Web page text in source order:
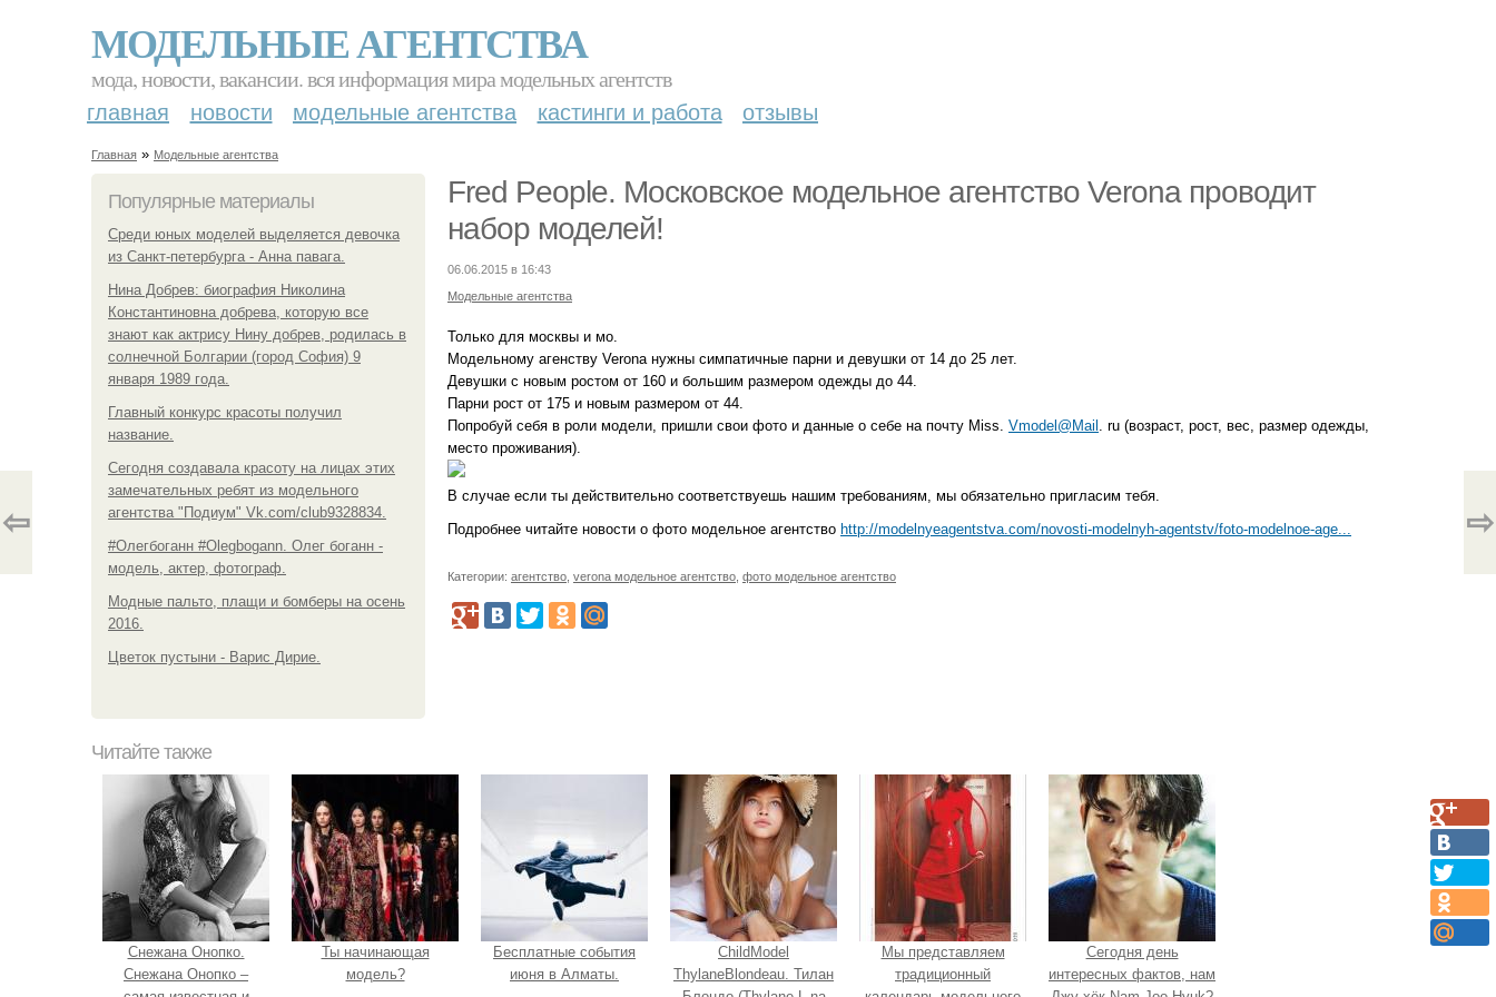
МОДЕЛЬНЫЕ АГЕНТСТВА
мода, новости, вакансии. вся информация мира модельных агентств
главная новости модельные агентства кастинги и работа отзывы
Главная » Модельные агентства
Популярные материалы
Среди юных моделей выделяется девочка
из Санкт-петербурга - Анна павага.
Нина Добрев: биография Николина
Константиновна добрева, которую все
знают как актрису Нину добрев, родилась в
солнечной Болгарии (город София) 9
января 1989 года.
Главный конкурс красоты получил
название.
Сегодня создавала красоту на лицах этих
замечательных ребят из модельного
агентства "Подиум" Vk.com/club9328834.
#Олегбоганн #Olegbogann. Олег боганн -
модель, актер, фотограф.
Модные пальто, плащи и бомберы на осень
2016.
Цветок пустыни - Варис Дирие.
Fred People. Московское модельное агентство Verona проводит
набор моделей!
06.06.2015 в 16:43
Модельные агентства
Только для москвы и мо.
Модельному агенству Verona нужны симпатичные парни и девушки от 14 до 25 лет.
Девушки с новым ростом от 160 и большим размером одежды до 44.
Парни рост от 175 и новым размером от 44.
Попробуй себя в роли модели, пришли свои фото и данные о себе на почту Miss. Vmodel@Mail . ru (возраст, рост, вес, размер одежды,
место проживания).
В случае если ты действительно соответствуешь нашим требованиям, мы обязательно пригласим тебя.
Подробнее читайте новости о фото модельное агентство http://modelnyeagentstva.com/novosti-modelnyh-agentstv/foto-modelnoe-age...
Категории: агентство verona модельное агентство фото модельное агентство
⇦ ⇨
Читайте также
Снежана Онопко.
Снежана Онопко –
Ты начинающая
модель?
Бесплатные события
июня в Алматы.
ChildModel
ThylaneBlondeau. Тилан
Мы представляем
традиционный
Сегодня день
интересных фактов, нам